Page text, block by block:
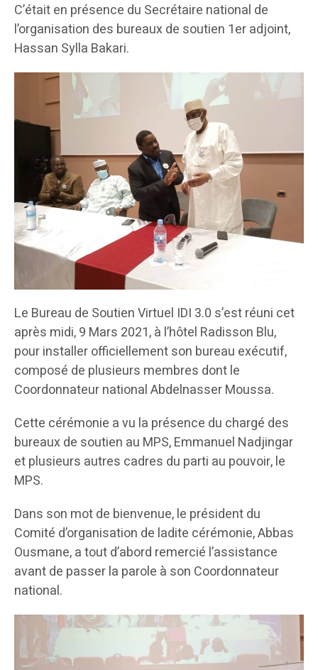
C’était en présence du Secrétaire national de
l’organisation des bureaux de soutien 1er adjoint,
Hassan Sylla Bakari.
Le Bureau de Soutien Virtuel IDI 3.0 s’est réuni cet
après midi, 9 Mars 2021, à l’hôtel Radisson Blu,
pour installer officiellement son bureau exécutif,
composé de plusieurs membres dont le
Coordonnateur national Abdelnasser Moussa.
Cette cérémonie a vu la présence du chargé des
bureaux de soutien au MPS, Emmanuel Nadjingar
et plusieurs autres cadres du parti au pouvoir, le
MPS.
Dans son mot de bienvenue, le président du
Comité d’organisation de ladite cérémonie, Abbas
Ousmane, a tout d’abord remercié l’assistance
avant de passer la parole à son Coordonnateur
national.